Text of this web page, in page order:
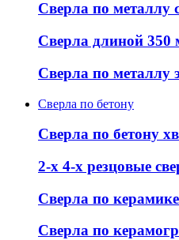
Сверла по металлу
Сверла длиной 350
Сверла по металлу
Сверла по бетону
Сверла по бетону
2-х 4-х резцовые
Сверла по
Сверла по